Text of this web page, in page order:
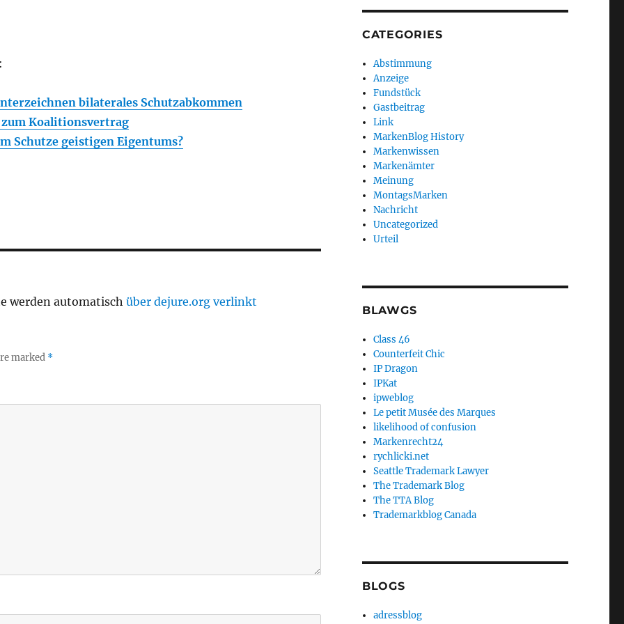
bilaterales Schutzabkommen
Koalitionsvertrag
Schutze geistigen Eigentums?
werden automatischüber dejure.org verlinkt
marked *
CATEGORIES
Abstimmung
Anzeige
Fundstück
Gastbeitrag
Link
MarkenBlog History
Markenwissen
Markenämter
Meinung
MontagsMarken
Nachricht
Uncategorized
Urteil
BLAWGS
Class 46
Counterfeit Chic
IP Dragon
IPKat
ipweblog
Le petit Musée des Marques
likelihood of confusion
Markenrecht24
rychlicki.net
Seattle Trademark Lawyer
The Trademark Blog
The TTA Blog
Trademarkblog Canada
BLOGS
adressblog